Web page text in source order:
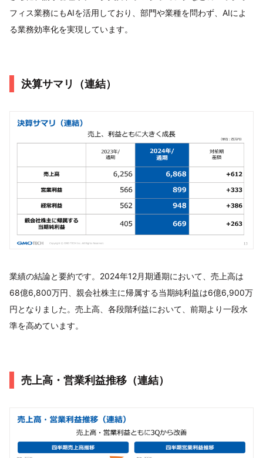
フィス業務にもAIを活用しており、部門や業種を問わず、AIによ
る業務効率化を実現しています。
決算サマリ（連結）
業績の結論と要約です。2024年12月期通期において、売上高は
68億6,800万円、親会社株主に帰属する当期純利益は6億6,900万
円となりました。売上高、各段階利益において、前期より一段水
準を高めています。
売上高・営業利益推移（連結）